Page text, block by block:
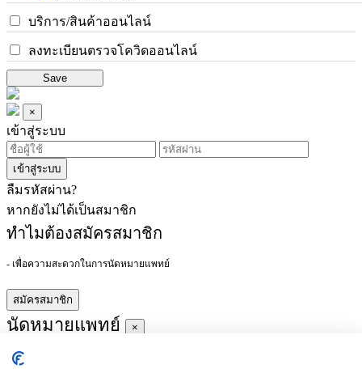
บริการ/สินค้าออนไลน์
ลงทะเบียนตรวจโควิดออนไลน์
Save
×
เข้าสู่ระบบ
เข้าสู่ระบบ
ลืมรหัสผ่าน?
หากยังไม่ได้เป็นสมาชิก
ทำไมต้องสมัครสมาชิก
- เพื่อความสะดวกในการนัดหมายแพทย์
สมัครสมาชิก
นัดหมายแพทย์ ×